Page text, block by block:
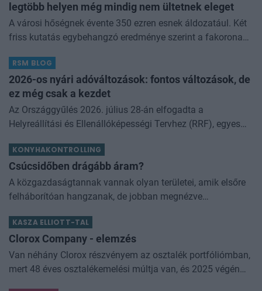
legtöbb helyen még mindig nem ültetnek eleget
A városi hőségnek évente 350 ezren esnek áldozatául. Két
friss kutatás egybehangzó eredménye szerint a fakorona
RSM BLOG
2026-os nyári adóváltozások: fontos változások, de
ez még csak a kezdet
Az Országgyűlés 2026. július 28-án elfogadta a
Helyreállítási és Ellenállóképességi Tervhez (RRF), egyes
kapcsolódó adóintézkedésekről, v
KONYHAKONTROLLING
Csúcsidőben drágább áram?
A közgazdaságtannak vannak olyan területei, amik elsőre
felháborítóan hangzanak, de jobban megnézve
némi kellemetlenséggel is járnak. Az
KASZA ELLIOTT-TAL
Clorox Company - elemzés
Van néhány Clorox részvényem az osztalék portfóliómban,
mert 48 éves osztalékemelési múltja van, és 2025 végén